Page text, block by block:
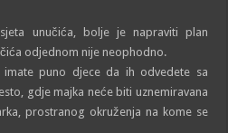
unučića, bolje je napraviti plan
odjednom nije neophodno.
puno djece da ih odvedete sa
gdje majka neće biti uznemiravana
prostranog okruženja na kome se